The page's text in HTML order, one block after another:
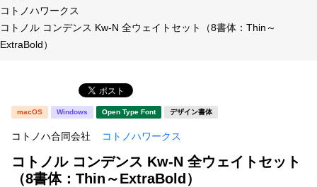
キャンペーン一覧
カート 0
マイページ
明朝体
丸ゴシック
宋朝体
教科書体 行書体
コトノハワークス
コトノル コンデンス Kw-N 全ウェイトセット（8書体：Thin～
ExtraBold）
macOS Windows Open Type Font デザイン書体
コトノハ合同会社 コトノハワークス
コトノル コンデンス Kw-N 全ウェイトセット
（8書体：Thin～ExtraBold）